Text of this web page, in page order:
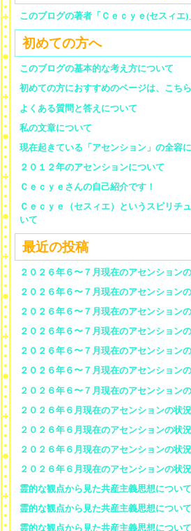
このブログの著者「Ｃｅｃｙｅ(セスィエ)
初めての方へ
このブログの基本的な考え方について
初めての方におすすめのページは、こちら
よくある質問と答えについて
私の文章について
現在起きている「アセンション」の全容
２０１２年のアセンションについて
Ｃｅｃｙｅさんの自己紹介です！
Ｃｅｃｙｅ（セスィエ）というスピリチ
いて
最近の投稿
２０２６年６〜７月現在のアセンション
２０２６年６〜７月現在のアセンション
２０２６年６〜７月現在のアセンション
２０２６年６〜７月現在のアセンション
２０２６年６〜７月現在のアセンショ
２０２６年６〜７月現在のアセンション
２０２６年６〜７月現在のアセンション
２０２６年６月現在のアセンションの
２０２６年６月現在のアセンションの状
２０２６年６月現在のアセンションの状
２０２６年６月現在のアセンションの状
霊的な観点から見た共産主義思想につい
霊的な観点から見た共産主義思想につい
霊的な観点から見た共産主義思想につい